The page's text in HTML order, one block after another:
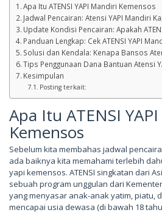
Apa Itu ATENSI YAPI Mandiri Kemensos
Jadwal Pencairan: Atensi YAPI Mandiri
Update Kondisi Pencairan: Apakah
Panduan Lengkap: Cek ATENSI YAPI
Solusi dan Kendala: Kenapa Bansos
Tips Penggunaan Dana Bantuan Atensi
Kesimpulan
Posting terkait:
Apa Itu ATENSI
Kemensos
Sebelum kita membahas jadwal
ada baiknya kita memahami terlebih
yapi kemensos. ATENSI singkatan dari
sebuah program unggulan dari
yang menyasar anak-anak yatim, piatu,
mencapai usia dewasa (di bawah 18